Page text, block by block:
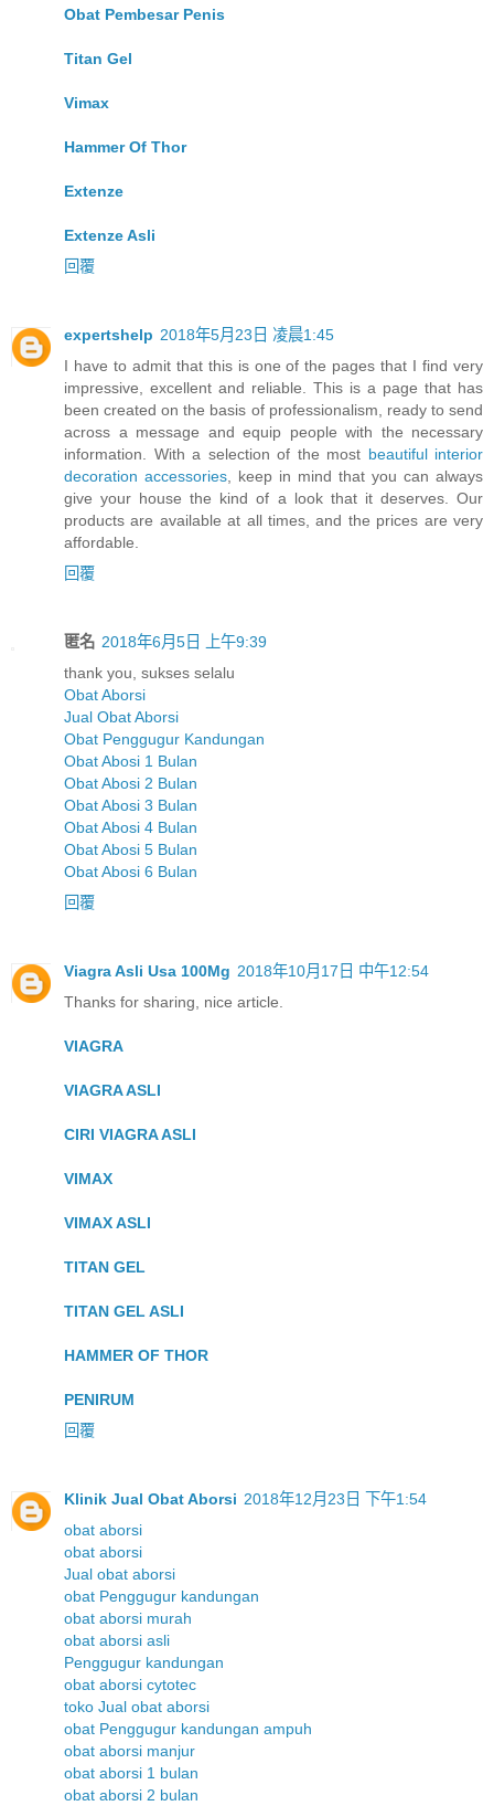
Obat Pembesar Penis
Titan Gel
Vimax
Hammer Of Thor
Extenze
Extenze Asli
回覆
expertshelp 2018年5月23日 凌晨1:45
I have to admit that this is one of the pages that I find very
impressive, excellent and reliable. This is a page that has
been created on the basis of professionalism, ready to send
across a message and equip people with the necessary
information. With a selection of the most beautiful interior
decoration accessories , keep in mind that you can always
give your house the kind of a look that it deserves. Our
products are available at all times, and the prices are very
affordable.
回覆
匿名 2018年6月5日 上午9:39
thank you, sukses selalu
Obat Aborsi
Jual Obat Aborsi
Obat Penggugur Kandungan
Obat Abosi 1 Bulan
Obat Abosi 2 Bulan
Obat Abosi 3 Bulan
Obat Abosi 4 Bulan
Obat Abosi 5 Bulan
Obat Abosi 6 Bulan
回覆
Viagra Asli Usa 100Mg 2018年10月17日 中午12:54
Thanks for sharing, nice article.
VIAGRA
VIAGRA ASLI
CIRI VIAGRA ASLI
VIMAX
VIMAX ASLI
TITAN GEL
TITAN GEL ASLI
HAMMER OF THOR
PENIRUM
回覆
Klinik Jual Obat Aborsi 2018年12月23日 下午1:54
obat aborsi
obat aborsi
Jual obat aborsi
obat Penggugur kandungan
obat aborsi murah
obat aborsi asli
Penggugur kandungan
obat aborsi cytotec
toko Jual obat aborsi
obat Penggugur kandungan ampuh
obat aborsi manjur
obat aborsi 1 bulan
obat aborsi 2 bulan